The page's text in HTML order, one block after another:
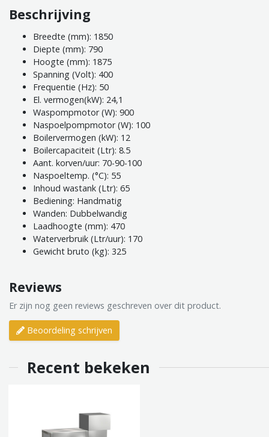
Beschrijving
Breedte (mm): 1850
Diepte (mm): 790
Hoogte (mm): 1875
Spanning (Volt): 400
Frequentie (Hz): 50
El. vermogen(kW): 24,1
Waspompmotor (W): 900
Naspoelpompmotor (W): 100
Boilervermogen (kW): 12
Boilercapaciteit (Ltr): 8.5
Aant. korven/uur: 70-90-100
Naspoeltemp. (°C): 55
Inhoud wastank (Ltr): 65
Bediening: Handmatig
Wanden: Dubbelwandig
Laadhoogte (mm): 470
Waterverbruik (Ltr/uur): 170
Gewicht bruto (kg): 325
Reviews
Er zijn nog geen reviews geschreven over dit product.
Beoordeling schrijven
Recent bekeken